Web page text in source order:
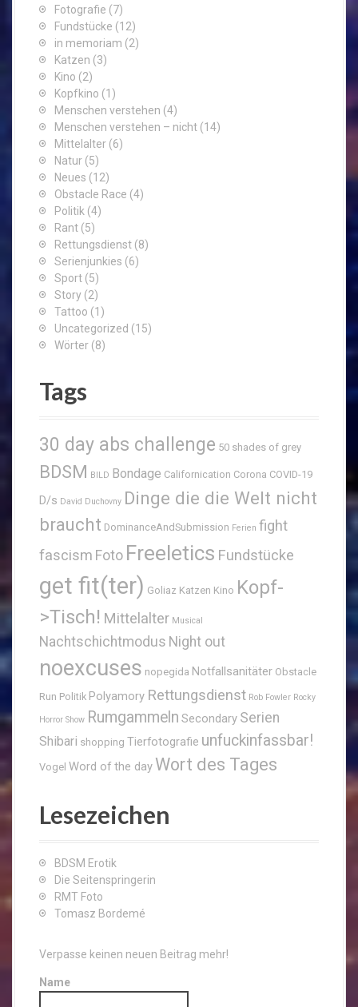
Fotografie (7)
Fundstücke (12)
in memoriam (2)
Katzen (3)
Kino (2)
Kopfkino (1)
Menschen verstehen (4)
Menschen verstehen – nicht (14)
Mittelalter (6)
Natur (5)
Neues (12)
Obstacle Race (4)
Politik (4)
Rant (5)
Rettungsdienst (8)
Serienjunkies (6)
Sport (5)
Story (2)
Tattoo (1)
Uncategorized (15)
Wörter (8)
Tags
30 day abs challenge 50 shades of grey
BDSM BILD Bondage Californication Corona COVID-19
D/s David Duchovny Dinge die die Welt nicht
braucht DominanceAndSubmission Ferien fight
fascism Foto Freeletics Fundstücke
get fit(ter) Goliaz Katzen Kino Kopf-
>Tisch! Mittelalter Musical
Nachtschichtmodus Night out
noexcuses nopegida Notfallsanitäter Obstacle
Run Politik Polyamory Rettungsdienst Rob Fowler Rocky
Horror Show Rumgammeln Secondary Serien
Shibari shopping Tierfotografie unfuckinfassbar!
Vogel Word of the day Wort des Tages
Lesezeichen
BDSM Erotik
Die Seitenspringerin
RMT Foto
Tomasz Bordemé
Verpasse keinen neuen Beitrag mehr!
Name